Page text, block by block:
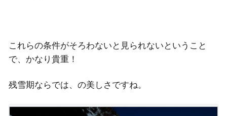
これらの条件がそろわないと見られないということ
で、かなり貴重！
残雪期ならでは、の美しさですね。